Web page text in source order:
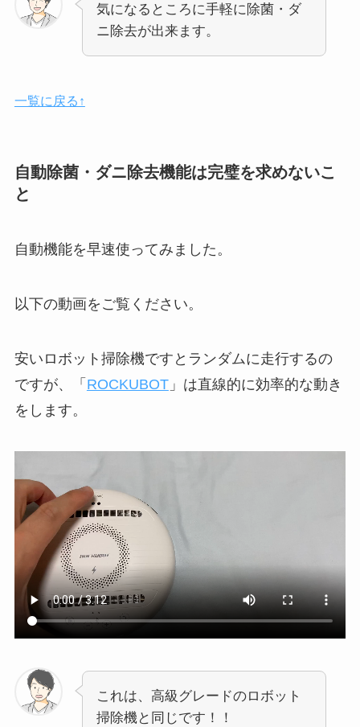
気になるところに手軽に除菌・ダ
ニ除去が出来ます。
一覧に戻る↑
自動除菌・ダニ除去機能は完璧を求めないこ
と
自動機能を早速使ってみました。
以下の動画をご覧ください。
安いロボット掃除機ですとランダムに走行するの
ですが、「 ROCKUBOT」は直線的に効率的な動き
をします。
これは、高級グレードのロボット
掃除機と同じです！！